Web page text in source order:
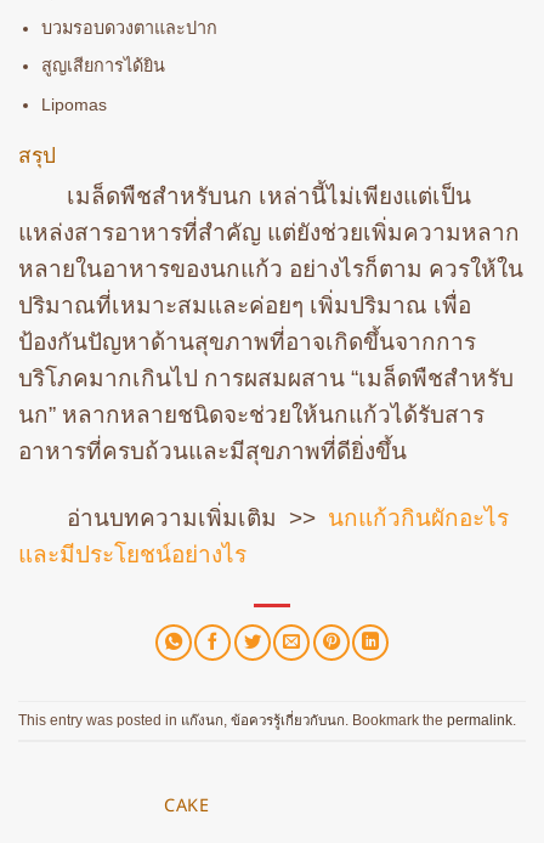
บวมรอบดวงตาและปาก
สูญเสียการได้ยิน
Lipomas
สรุป
เมล็ดพืชสำหรับนก เหล่านี้ไม่เพียงแต่เป็น
แหล่งสารอาหารที่สำคัญ แต่ยังช่วยเพิ่มความหลาก
หลายในอาหารของนกแก้ว อย่างไรก็ตาม ควรให้ใน
ปริมาณที่เหมาะสมและค่อยๆ เพิ่มปริมาณ เพื่อ
ป้องกันปัญหาด้านสุขภาพที่อาจเกิดขึ้นจากการ
บริโภคมากเกินไป การผสมผสาน “เมล็ดพืชสำหรับ
นก” หลากหลายชนิดจะช่วยให้นกแก้วได้รับสาร
อาหารที่ครบถ้วนและมีสุขภาพที่ดียิ่งขึ้น
อ่านบทความเพิ่มเติม >> นกแก้วกินผักอะไร
และมีประโยชน์อย่างไร
This entry was posted in แก๊งนก ข้อควรรู้เกี่ยวกับนก . Bookmark the permalink
CAKE